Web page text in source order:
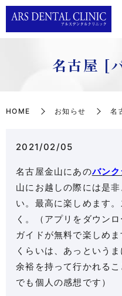
名古屋 [
HOME お知らせ 名
2021/02/05
名古屋金山にあのバン
山にお越しの際には是
い。最高に楽しめます
く。（アプリをダウン
ガイドが無料で楽しめ
くらいは、あっという
余裕を持って行かれる
でも個人の感想です）